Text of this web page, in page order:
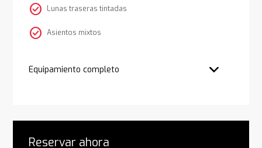
check_circle Lunas traseras tintadas
check_circle Asientos mixtos
Equipamiento completo
Reservar ahora